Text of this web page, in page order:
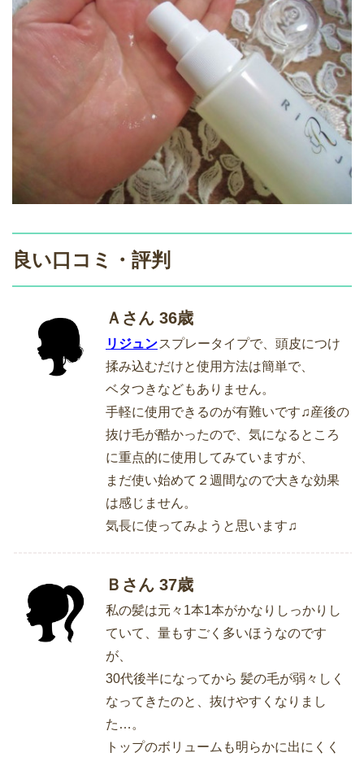
良い口コミ・評判
Ａさん 36歳
リジュンスプレータイプで、頭皮につけ
揉み込むだけと使用方法は簡単で、
ベタつきなどもありません。
手軽に使用できるのが有難いです♫産後の
抜け毛が酷かったので、気になるところ
に重点的に使用してみていますが、
まだ使い始めて２週間なので大きな効果
は感じません。
気長に使ってみようと思います♫
Ｂさん 37歳
私の髪は元々1本1本がかなりしっかりし
ていて、量もすごく多いほうなのです
が、
30代後半になってから 髪の毛が弱々しく
なってきたのと、抜けやすくなりまし
た…。
トップのボリュームも明らかに出にくく